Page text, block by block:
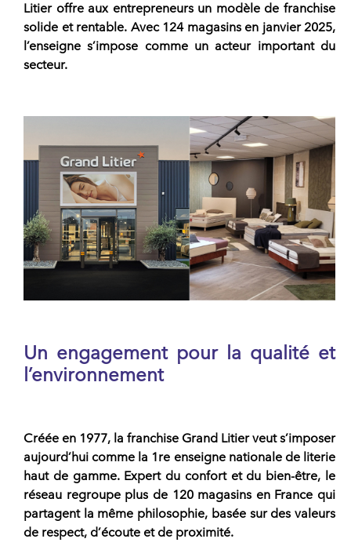
Litieroffre aux entrepreneurs un modèle de franchise
solide et rentable. Avec 124 magasins en janvier 2025,
l’enseigne s’impose comme un acteur important du
secteur.
Un engagement pour la qualité et
l’environnement
Créée en 1977, la franchise Grand Litierveut s’imposer
aujourd’hui comme la 1re enseigne nationale de literie
haut de gamme. Expert du confort et du bien-être, le
réseau regroupe plus de 120 magasins en France qui
partagent la même philosophie, basée sur des valeurs
de respect, d’écoute et de proximité.